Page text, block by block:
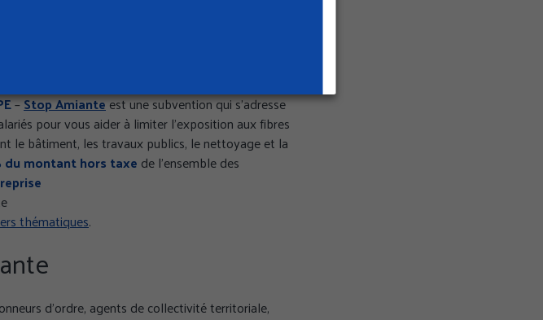
Politique de confidentialité
–Stop Amianteest une subvention qui s'adresse
pour vous aider à limiter l’exposition aux fibres
le bâtiment, les travaux publics, le nettoyage et la
du montant hors taxe de l'ensemble des
thématiques.
d’ordre, agents de collectivité territoriale,